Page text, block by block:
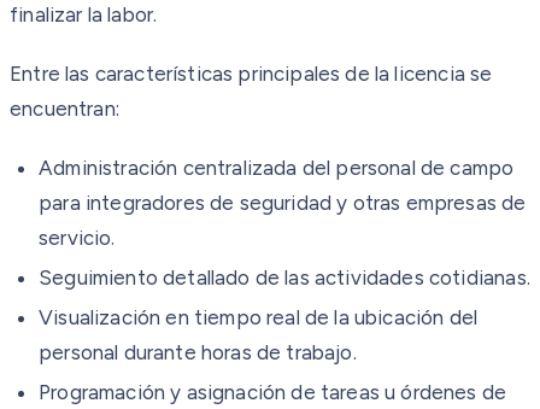
finalizar la labor.
Entre las características principales de la licencia se
encuentran:
Administración centralizada del personal de campo
para integradores de seguridad y otras empresas de
servicio.
Seguimiento detallado de las actividades cotidianas.
Visualización en tiempo real de la ubicación del
personal durante horas de trabajo.
Programación y asignación de tareas u órdenes de